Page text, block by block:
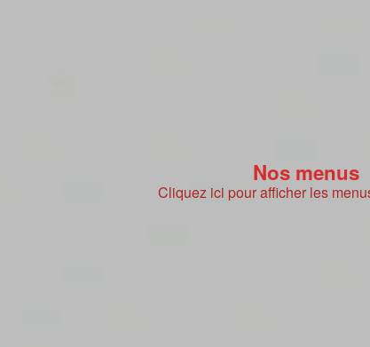
Nos menus
Cliquez ici pour afficher les